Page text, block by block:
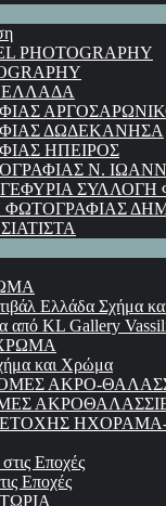
PHOTOGRAPHY
ΕΛΛΑΔΑ
ΔΩΔΕΚΑΝΗΣΑ
ΗΠΕΙΡΟΣ
Ν.
ΣΥΛΛΟΓΗ
ΦΩΤΟΓΡΑΦΙΑΣ
Ελλάδα Σχήμα
από KL Gallery
και Χρώμα
ΑΚΡΟ-
ΗΧΟΡΑΜΑ-
Εποχές
Εποχές